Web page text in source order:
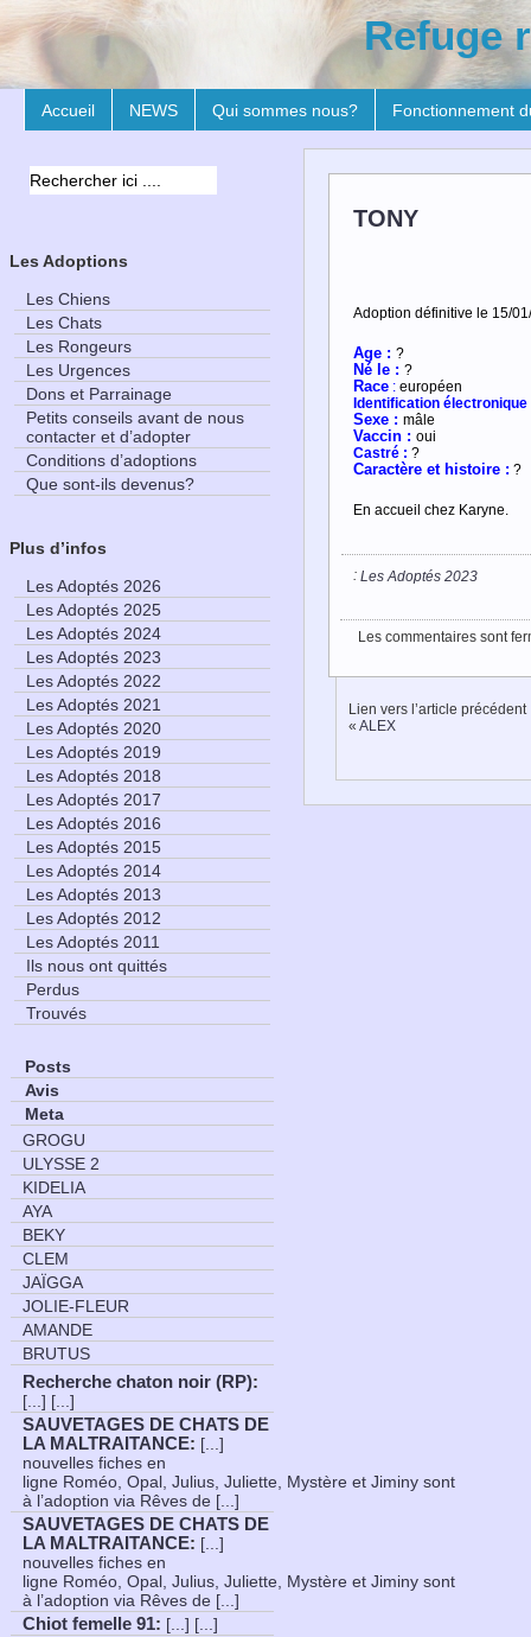
Refuge
Accueil NEWS Qui sommes nous? Fonctionnement
TONY
Adoption définitive le 15/
Age : ?
Né le : ?
Race : européen
Identification électronique
Sexe : mâle
Vaccin : oui
Castré : ?
Caractère et histoire : ?
En accueil chez Karyne.
: Les Adoptés 2023
Les commentaires sont
Lien vers l’article précédent
« ALEX
Les Adoptions
Les Chiens
Les Chats
Les Rongeurs
Les Urgences
Dons et Parrainage
Petits conseils avant de nous
contacter et d’adopter
Conditions d’adoptions
Que sont-ils devenus?
Plus d’infos
Les Adoptés 2026
Les Adoptés 2025
Les Adoptés 2024
Les Adoptés 2023
Les Adoptés 2022
Les Adoptés 2021
Les Adoptés 2020
Les Adoptés 2019
Les Adoptés 2018
Les Adoptés 2017
Les Adoptés 2016
Les Adoptés 2015
Les Adoptés 2014
Les Adoptés 2013
Les Adoptés 2012
Les Adoptés 2011
Ils nous ont quittés
Perdus
Trouvés
Posts
Avis
Meta
GROGU
ULYSSE 2
KIDELIA
AYA
BEKY
CLEM
JAÏGGA
JOLIE-FLEUR
AMANDE
BRUTUS
Recherche chaton noir (RP):
[...] [...]
SAUVETAGES DE CHATS DE
LA MALTRAITANCE: [...]
nouvelles fiches en
ligne Roméo, Opal, Julius, Juliette, Mystère et Jiminy sont
à l’adoption via Rêves de [...]
SAUVETAGES DE CHATS DE
LA MALTRAITANCE: [...]
nouvelles fiches en
ligne Roméo, Opal, Julius, Juliette, Mystère et Jiminy sont
à l’adoption via Rêves de [...]
Chiot femelle 91: [...] [...]